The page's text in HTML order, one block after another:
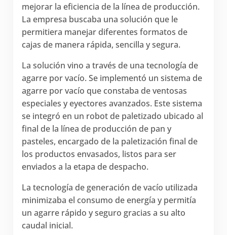
mejorar la eficiencia de la línea de producción.
La empresa buscaba una solución que le
permitiera manejar diferentes formatos de
cajas de manera rápida, sencilla y segura.
La solución vino a través de una tecnología de
agarre por vacío. Se implementó un sistema de
agarre por vacío que constaba de ventosas
especiales y eyectores avanzados. Este sistema
se integró en un robot de paletizado ubicado al
final de la línea de producción de pan y
pasteles, encargado de la paletización final de
los productos envasados, listos para ser
enviados a la etapa de despacho.
La tecnología de generación de vacío utilizada
minimizaba el consumo de energía y permitía
un agarre rápido y seguro gracias a su alto
caudal inicial.